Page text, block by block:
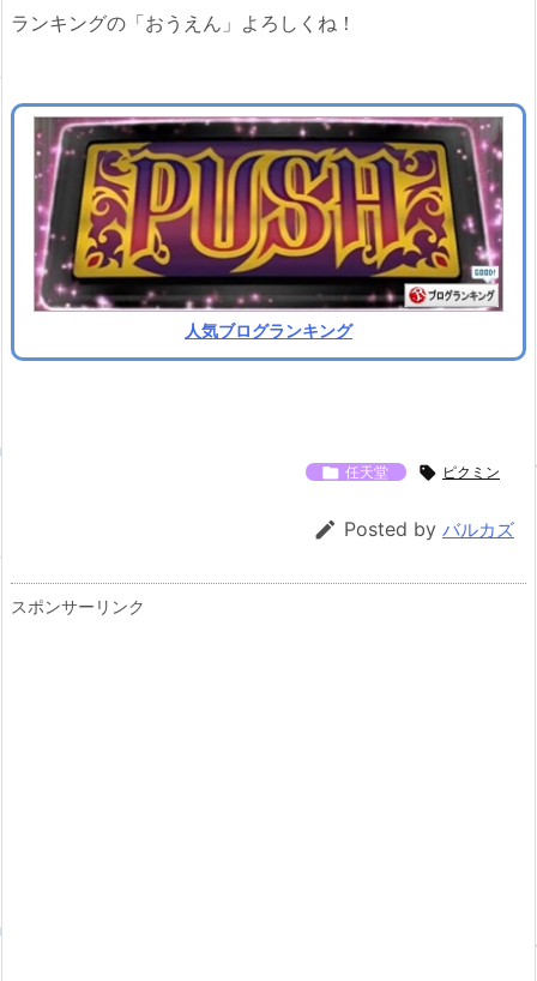
ランキングの「おうえん」よろしくね！
人気ブログランキング
 任天堂  ピクミン
 Posted by バルカズ
スポンサーリンク